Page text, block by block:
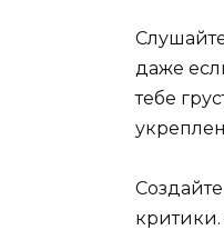
даже
тебе
критики.